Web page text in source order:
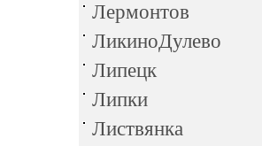
Лермонтов
ЛикиноДулево
Липецк
Липки
Листвянка